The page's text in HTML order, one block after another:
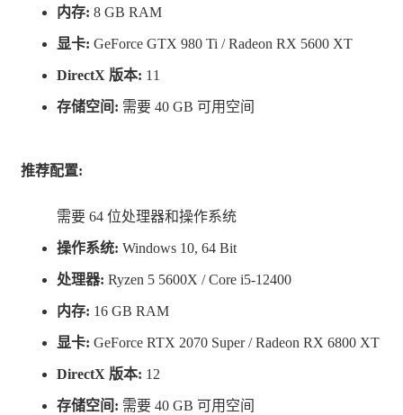
使用喷气背包进行跳跃、空中冲刺、滑行并快速穿
行在游戏那奇幻的开放世界之中。
组合各种不同的模组创造出独特武器从而击败那些
机器人入侵者
按您自己选择的角度和步伐，在这个非线性的游戏
世界中影响整个故事的走向
探索这个大无边际的游戏世界，发现隐藏的神庙和
危险的野外生物
内存: 8 GB RAM
显卡: GeForce GTX 980 Ti / Radeon RX 5600 XT
DirectX 版本: 11
存储空间: 需要 40 GB 可用空间
推荐配置:
需要 64 位处理器和操作系统
操作系统: Windows 10, 64 Bit
处理器: Ryzen 5 5600X / Core i5-12400
内存: 16 GB RAM
显卡: GeForce RTX 2070 Super / Radeon RX 6800 XT
DirectX 版本: 12
存储空间: 需要 40 GB 可用空间